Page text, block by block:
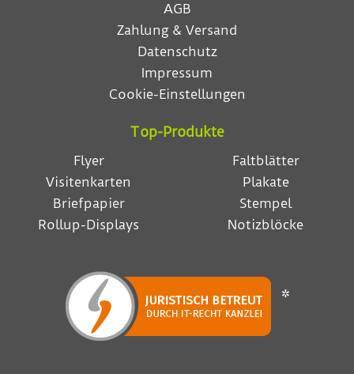
AGB
Zahlung & Versand
Datenschutz
Impressum
Cookie-Einstellungen
Top-Produkte
Flyer
Visitenkarten
Briefpapier
Rollup-Displays
Faltblätter
Plakate
Stempel
Notizblöcke
*